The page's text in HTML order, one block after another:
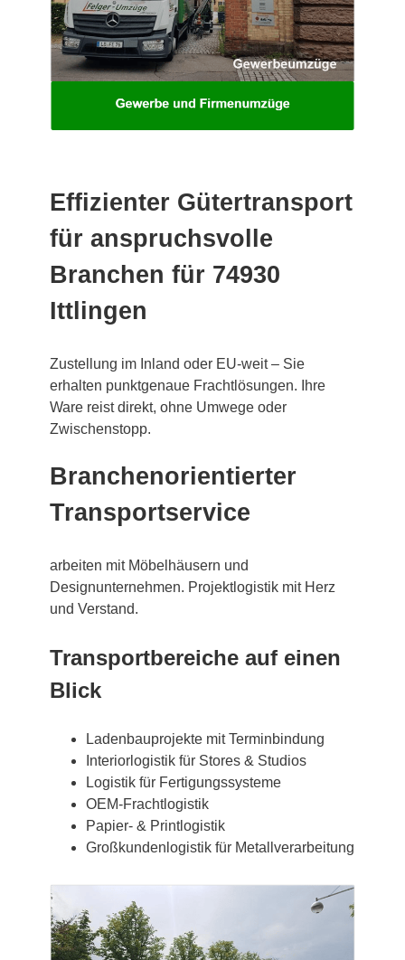
Effizienter Gütertransport
für anspruchsvolle
Branchen für 74930
Ittlingen
Zustellung im Inland oder EU-weit – Sie
erhalten punktgenaue Frachtlösungen. Ihre
Ware reist direkt, ohne Umwege oder
Zwischenstopp.
Branchenorientierter
Transportservice
arbeiten mit Möbelhäusern und
Designunternehmen. Projektlogistik mit Herz
und Verstand.
Transportbereiche auf einen
Blick
Ladenbauprojekte mit Terminbindung
Interiorlogistik für Stores & Studios
Logistik für Fertigungssysteme
OEM-Frachtlogistik
Papier- & Printlogistik
Großkundenlogistik für Metallverarbeitung